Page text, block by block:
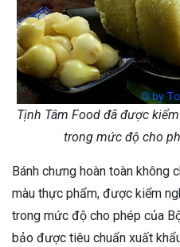
Tịnh Tâm Food đã được
trong mức độ cho
Bánh chưng hoàn toàn không
màu thực phẩm, được kiểm
trong mức độ cho phép của
bảo được tiêu chuẩn xuất